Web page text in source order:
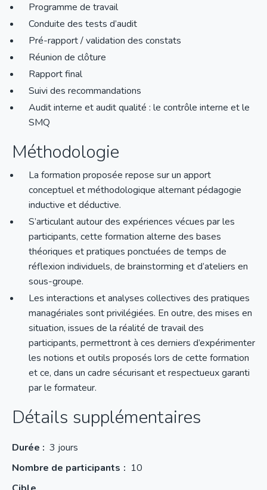
Programme de travail
Conduite des tests d’audit
Pré-rapport / validation des constats
Réunion de clôture
Rapport final
Suivi des recommandations
Audit interne et audit qualité : le contrôle interne et le
SMQ
Méthodologie
La formation proposée repose sur un apport
conceptuel et méthodologique alternant pédagogie
inductive et déductive.
S’articulant autour des expériences vécues par les
participants, cette formation alterne des bases
théoriques et pratiques ponctuées de temps de
réflexion individuels, de brainstorming et d’ateliers en
sous-groupe.
Les interactions et analyses collectives des pratiques
managériales sont privilégiées. En outre, des mises en
situation, issues de la réalité de travail des
participants, permettront à ces derniers d’expérimenter
les notions et outils proposés lors de cette formation
et ce, dans un cadre sécurisant et respectueux garanti
par le formateur.
Détails supplémentaires
Durée : 3 jours
Nombre de participants
10